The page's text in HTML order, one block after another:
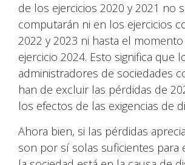
de los ejercicios 2020 y 2021 no
computarán ni en los ejercicios
2022 y 2023 ni hasta el
ejercicio 2024. Esto significa que
administradores de sociedades
han de excluir las pérdidas de
los efectos de las exigencias de
Ahora bien, si las pérdidas
son por sí solas suficientes para